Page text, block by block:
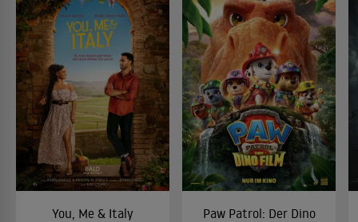
You, Me & Italy
Paw Patrol: Der Dino